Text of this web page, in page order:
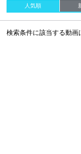
人気順
検索条件に該当する動画